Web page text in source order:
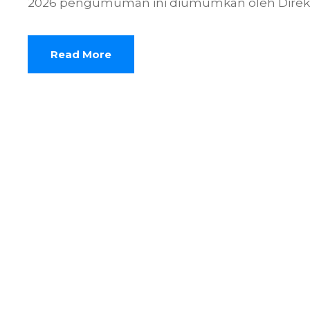
2026 pengumuman ini diumumkan oleh
Read More